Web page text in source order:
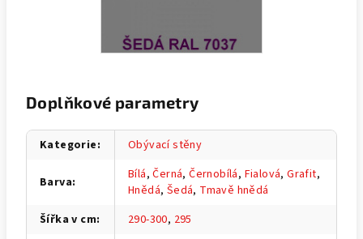
Doplňkové parametry
Kategorie: Obývací stěny
Barva: Bílá,Černá,Černobílá, Fialová,Grafit,
Hnědá, Šedá, Tmavě hnědá
Šířka v cm: 290-300, 295